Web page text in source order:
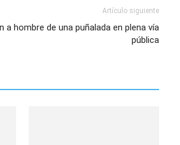
Artículo siguiente
a hombre de una puñalada en plena vía
pública